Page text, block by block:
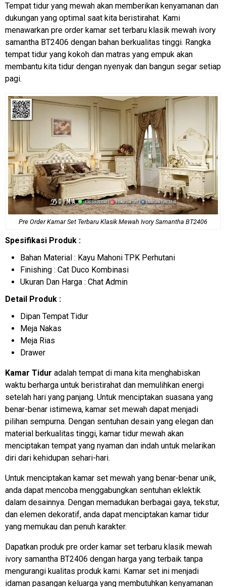
Tempat tidur yang mewah akan memberikan kenyamanan dan
dukungan yang optimal saat kita beristirahat. Kami
menawarkan pre order kamar set terbaru klasik mewah ivory
samantha BT2406 dengan bahan berkualitas tinggi. Rangka
tempat tidur yang kokoh dan matras yang empuk akan
membantu kita tidur dengan nyenyak dan bangun segar setiap
pagi.
Pre OrderKamar Set Terbaru Klasik Mewah Ivory Samantha BT2406
Spesifikasi Produk :
Bahan Material : Kayu Mahoni TPK Perhutani
Finishing : Cat Duco Kombinasi
Ukuran Dan Harga : Chat Admin
Detail Produk :
Dipan Tempat Tidur
Meja Nakas
Meja Rias
Drawer
Kamar Tidur adalah tempat di mana kita menghabiskan
waktu berharga untuk beristirahat dan memulihkan energi
setelah hari yang panjang. Untuk menciptakan suasana yang
benar-benar istimewa, kamar set mewah dapat menjadi
pilihan sempurna. Dengan sentuhan desain yang elegan dan
material berkualitas tinggi, kamar tidur mewah akan
menciptakan tempat yang nyaman dan indah untuk melarikan
diri dari kehidupan sehari-hari.
Untuk menciptakan kamar set mewah yang benar-benar unik,
anda dapat mencoba menggabungkan sentuhan eklektik
dalam desainnya. Dengan memadukan berbagai gaya, tekstur,
dan elemen dekoratif, anda dapat menciptakan kamar tidur
yang memukau dan penuh karakter.
Dapatkan produk pre order kamar set terbaru klasik mewah
ivory samantha BT2406 dengan harga yang terbaik tanpa
mengurangi kualitas produk kami. Kamar set ini menjadi
idaman pasangan keluarga yang membutuhkan kenyamanan